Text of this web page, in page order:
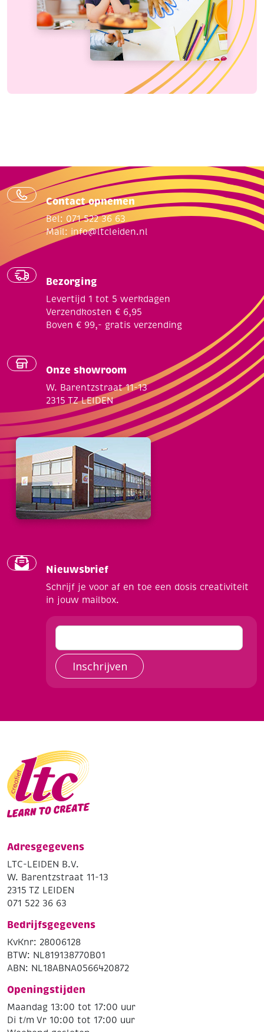
Contact opnemen
Bel: 071 522 36 63
Mail: info@ltcleiden.nl
Bezorging
Levertijd 1 tot 5 werkdagen
Verzendkosten € 6,95
Boven € 99,- gratis verzending
Onze showroom
W. Barentzstraat 11-13
2315 TZ LEIDEN
Nieuwsbrief
Schrijf je voor af en toe een dosis creativiteit
in jouw mailbox.
Inschrijven
Adresgegevens
LTC-LEIDEN B.V.
W. Barentzstraat 11-13
2315 TZ LEIDEN
071 522 36 63
Bedrijfsgegevens
KvKnr: 28006128
BTW: NL819138770B01
ABN: NL18ABNA0566420872
Openingstijden
Maandag 13:00 tot 17:00 uur
Di t/m Vr 10:00 tot 17:00 uur